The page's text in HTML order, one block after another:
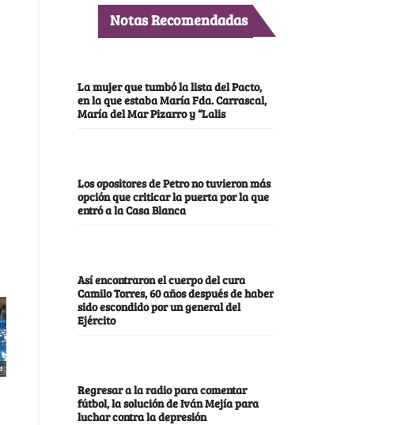
Notas Recomendadas
La mujer que tumbó la lista del Pacto,
en la que estaba María Fda. Carrascal,
María del Mar Pizarro y “Lalis
Los opositores de Petro no tuvieron más
opción que criticar la puerta por la que
entró a la Casa Blanca
Así encontraron el cuerpo del cura
Camilo Torres, 60 años después de haber
sido escondido por un general del
Ejército
Regresar a la radio para comentar
fútbol, la solución de Iván Mejía para
luchar contra la depresión